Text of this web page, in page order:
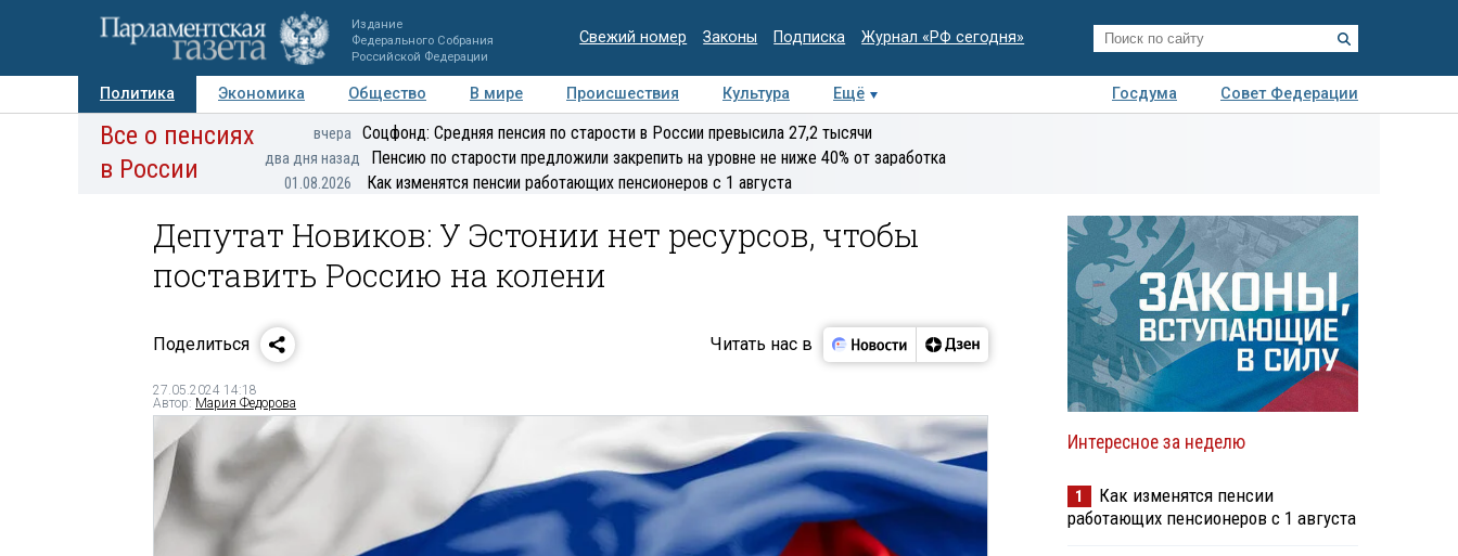
Издание
Федерального Собрания
Российской Федерации
Свежий номер Законы Подписка Журнал «РФ сегодня»
Политика Экономика Общество В мире Происшествия Культура Ещё Госдума
Совет Федерации
Авторы Персоны Мнения Регионы Медиацентр Интервью Колумнисты
экспертиза
Все о пенсиях
в России
вчера Соцфонд: Средняя пенсия по старости в России превысила 27,2 тысячи
два дня назад Пенсию по старости предложили закрепить на уровне не ниже 40% от заработка
01.08.2026 Как изменятся пенсии работающих пенсионеров с 1 августа
Депутат Новиков: У Эстонии нет ресурсов, чтобы
поставить Россию на колени
Поделиться Читать нас в
27.05.2024 14:18
Автор: Мария Федорова
Интересное за неделю
1
Как изменятся пенсии
работающих пенсионеров с 1 августа